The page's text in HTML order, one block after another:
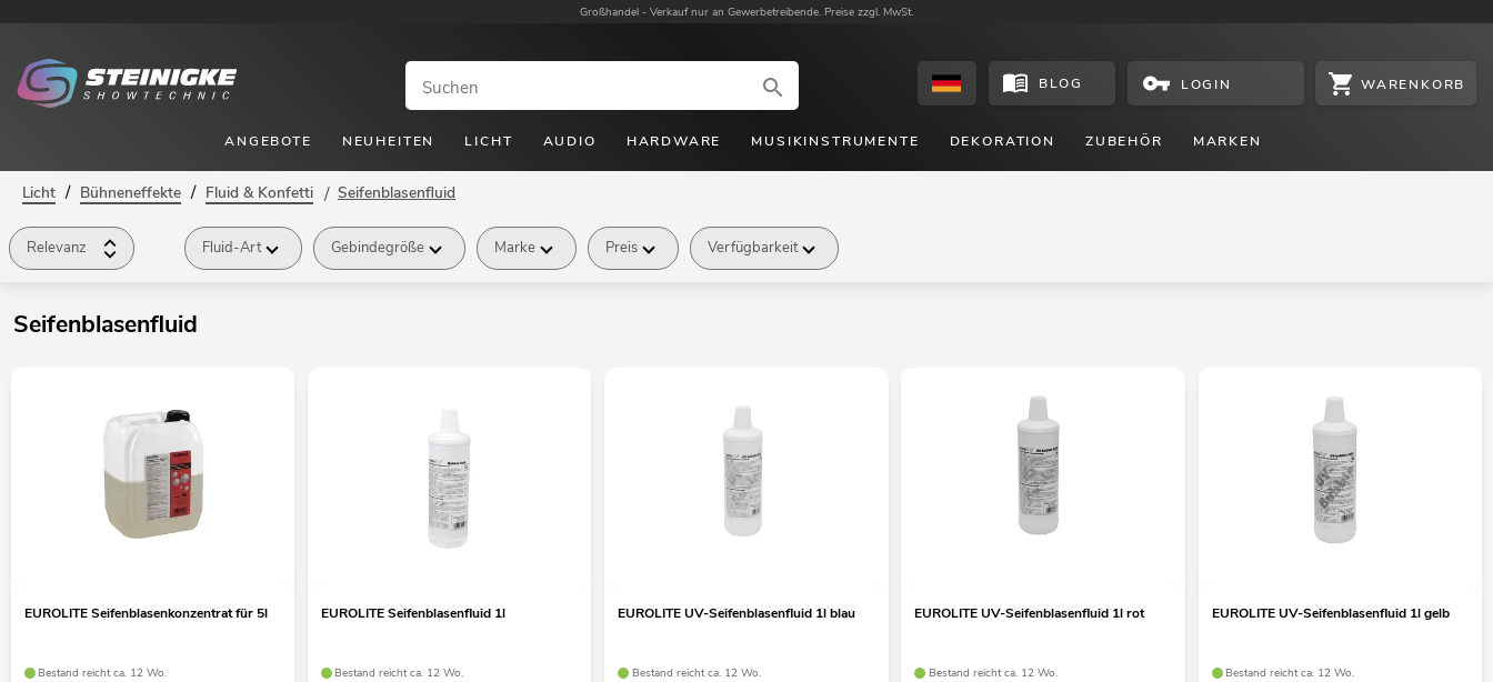
Großhandel - Verkauf nur an Gewerbetreibende. Preise zzgl. MwSt.
BLOG LOGIN WARENKORB
ANGEBOTE NEUHEITEN LICHT AUDIO HARDWARE MUSIKINSTRUMENTE DEKORATION ZUBEHÖR MARKEN
Licht / Bühneneffekte / Fluid & Konfetti / Seifenblasenfluid
Relevanz Fluid-Art Gebindegröße Marke Preis Verfügbarkeit
Seifenblasenfluid
EUROLITE Seifenblasenkonzentrat für 5l
Bestand reicht ca. 12 Wo.
EUROLITE Seifenblasenfluid 1l
Bestand reicht ca. 12 Wo.
EUROLITE UV-Seifenblasenfluid 1l blau
Bestand reicht ca. 12 Wo.
EUROLITE UV-Seifenblasenfluid 1l rot
Bestand reicht ca. 12 Wo.
EUROLITE UV-Seifenblasenfluid 1l gelb
Bestand reicht ca. 12 Wo.